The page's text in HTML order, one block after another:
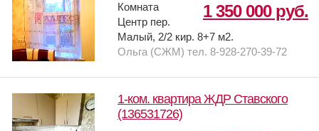
1 350 000 руб.
Комната
Центр пер.
Малый, 2/2 кир. 8+7 м2.
Ольга (СЖМ) тел. 8-928-270-39-72
1-ком. квартира ЖДР Ставского
(136531726)